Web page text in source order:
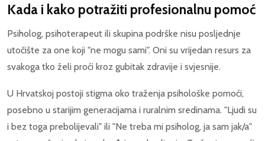
Kada i kako potražiti profesionalnu pomoć
Psiholog, psihoterapeut ili skupina podrške nisu posljednje
utočište za one koji "ne mogu sami". Oni su vrijedan resurs za
svakoga tko želi proći kroz gubitak zdravije i svjesnije.
U Hrvatskoj postoji stigma oko traženja psihološke pomoći,
posebno u starijim generacijama i ruralnim sredinama. "Ljudi su
i bez toga prebolijevali" ili "Ne treba mi psiholog, ja sam jak/a"